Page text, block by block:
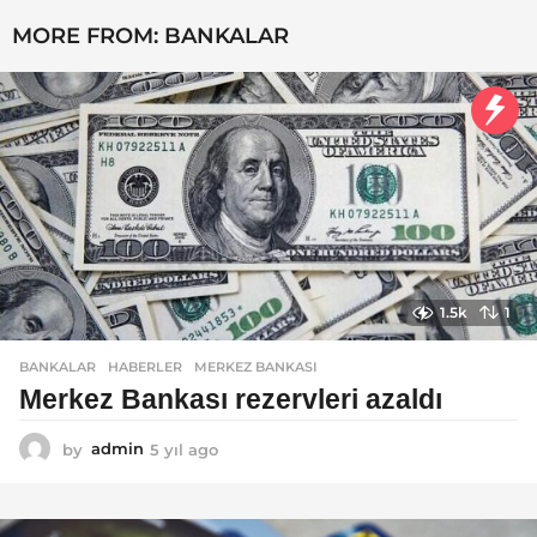
l
g
o
MORE FROM: BANKALAR
1.5k 1
BANKALAR ,HABERLER MERKEZ BANKASI
Merkez Bankası rezervleri azaldı
by admin 5 yıl ago
l